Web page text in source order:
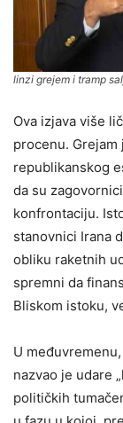
linzi grejem i tramp
Ova izjava više
procenu.
republikanskog
da su
konfrontaciju.
stanovnici Irana
obliku raketnih
spremni da
Bliskom istoku,
U
nazvao je udare
političkih